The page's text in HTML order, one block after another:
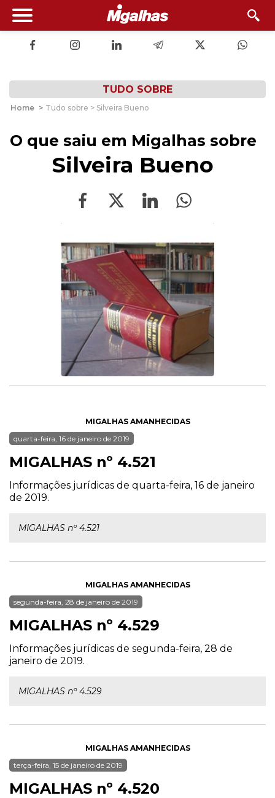
TUDO SOBRE
Home > Tudo sobre > Silveira Bueno
O que saiu em Migalhas sobre
Silveira Bueno
MIGALHAS AMANHECIDAS
quarta-feira, 16 de janeiro de 2019
MIGALHAS nº 4.521
Informações jurídicas de quarta-feira, 16 de janeiro
de 2019.
MIGALHAS nº 4.521
MIGALHAS AMANHECIDAS
segunda-feira, 28 de janeiro de 2019
MIGALHAS nº 4.529
Informações jurídicas de segunda-feira, 28 de
janeiro de 2019.
MIGALHAS nº 4.529
MIGALHAS AMANHECIDAS
terça-feira, 15 de janeiro de 2019
MIGALHAS nº 4.520